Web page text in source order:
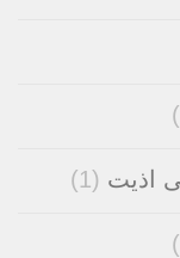
اذیت (1)